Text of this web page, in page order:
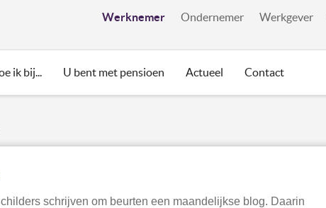
Werknemer Ondernemer Werkgever
ik bij... U bent met pensioen Actueel Contact
schrijven om beurten een maandelijkse blog. Daarin